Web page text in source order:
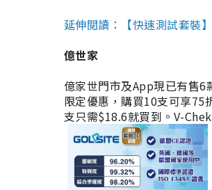
延伸閱讀：【快速測試套裝
億世家
億家世門市及App現已有售
限定優惠，購買10支可享
支只需$18.6就買到。V-